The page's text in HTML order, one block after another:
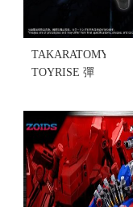
TAKARATOMY
TOYRISE 彈
DMB-04 黑
煞星號(不挑
盒況)(售完缺
貨...
售價:0